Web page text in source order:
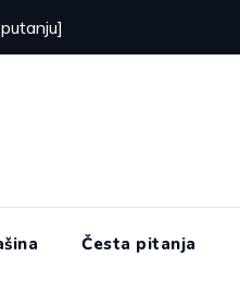
Česta pitanja